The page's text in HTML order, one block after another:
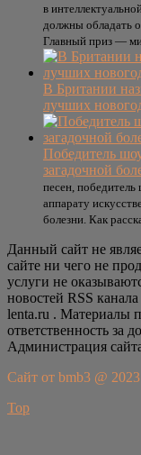
в
должны обладать
Главный приз —
В Британии
лучших
Победитель
загадочной
песен,
аппарату
болезни. Как
Данный сайт не
сайте ни чего не
услуги не
новостей RSS
lenta.ru . Материалы
ответственность за
Администрация
Сайт от bmb3 @ 2023
Top